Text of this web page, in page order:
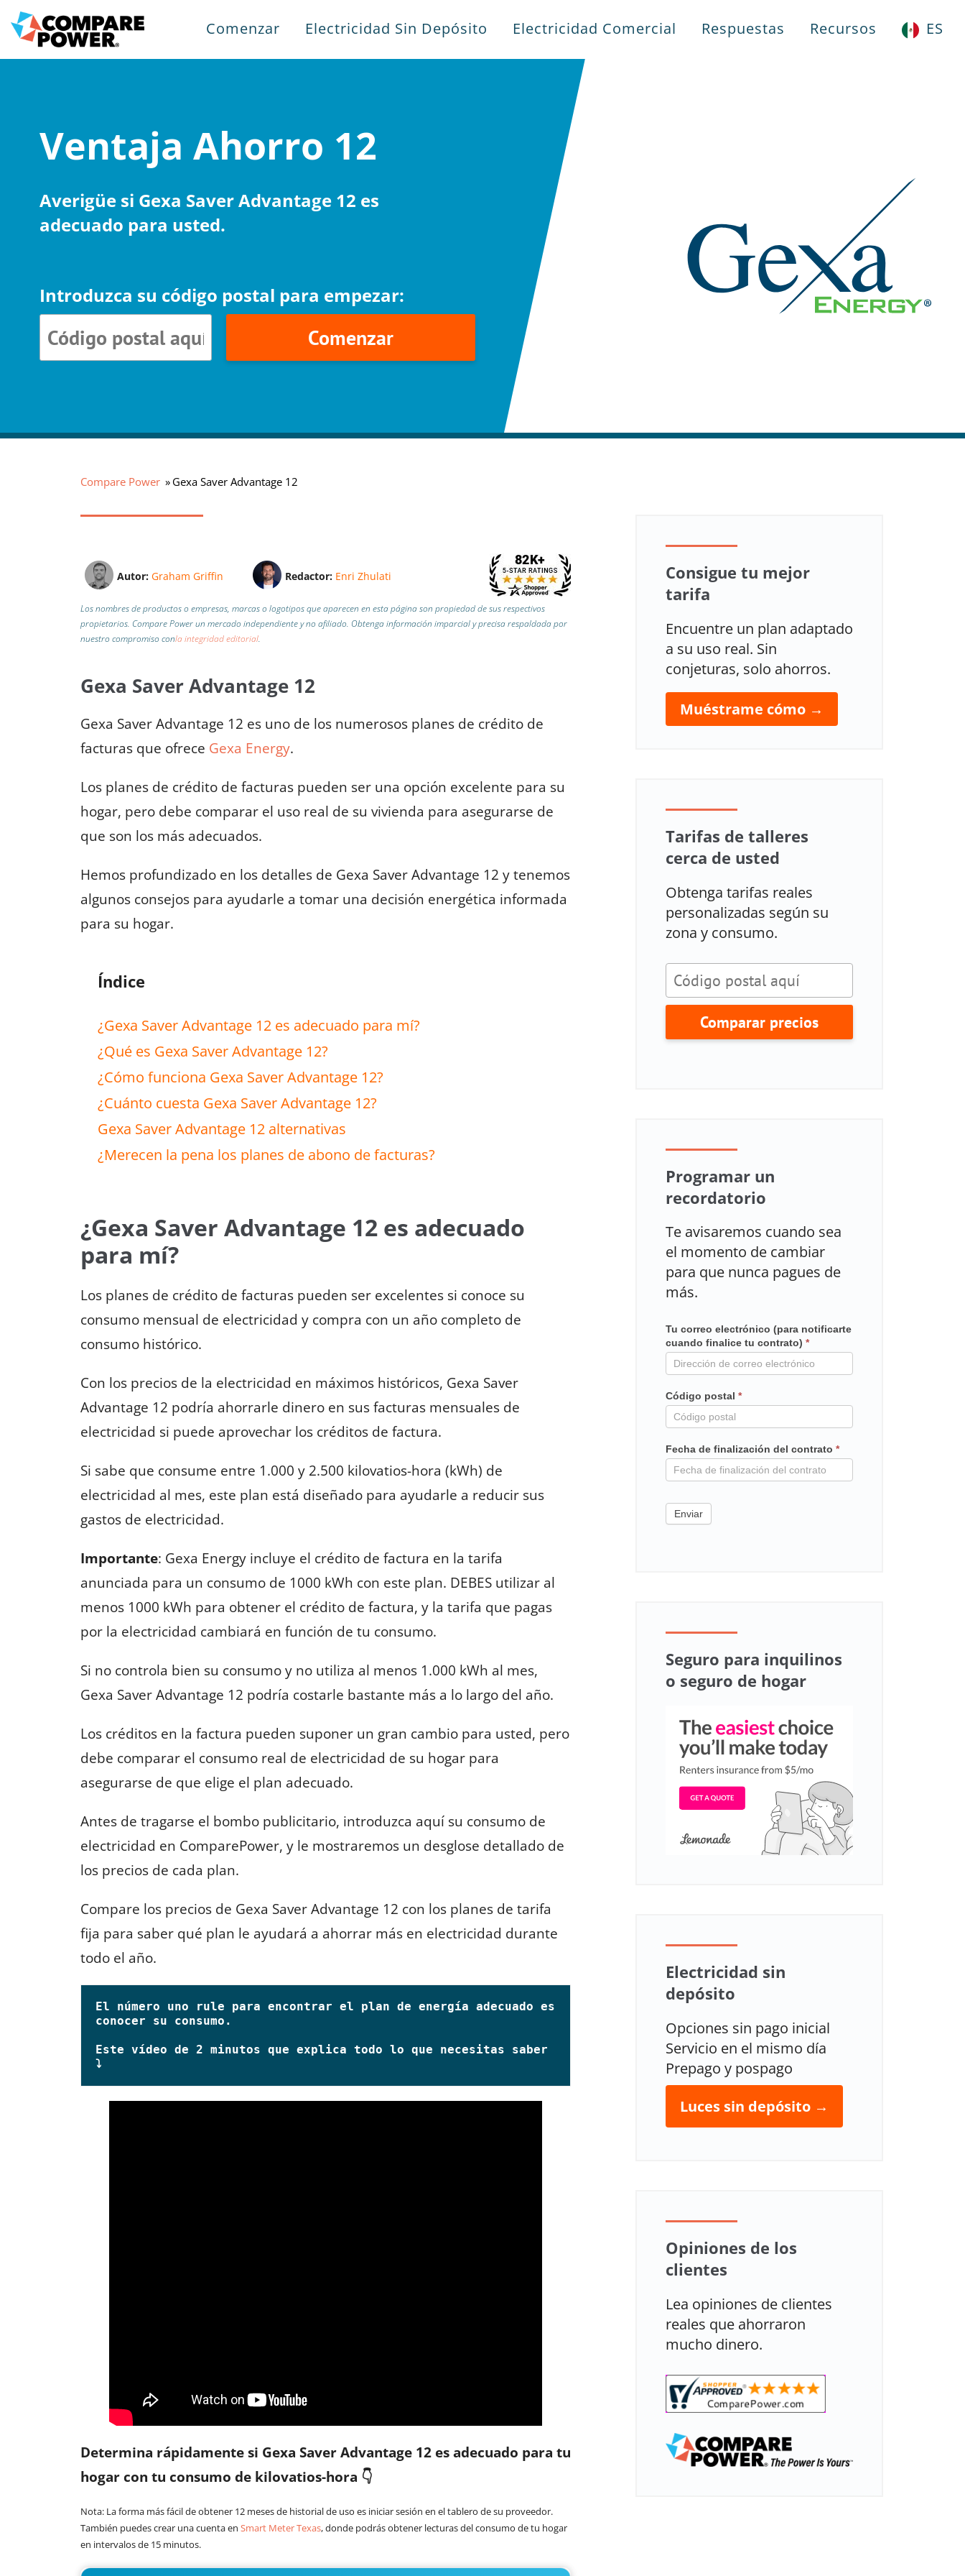
Comenzar Electricidad Sin Depósito Electricidad Comercial Respuestas Recursos ES
Ventaja Ahorro 12
Averigüe si Gexa Saver Advantage 12 es
adecuado para usted.
Introduzca su código postal para empezar:
Comenzar
Compare Power Gexa Saver Advantage 12
Autor: Graham Griffin Redactor: Enri Zhulati
Los nombres de productos o empresas, marcas o logotipos que aparecen en esta página son propiedad de sus respectivos
propietarios. Compare Power un mercado independiente y no afiliado. Obtenga información imparcial y precisa respaldada por
nuestro compromiso conla integridad editorial.
Gexa Saver Advantage 12
Gexa Saver Advantage 12 es uno de los numerosos planes de crédito de
facturas que ofrece Gexa Energy.
Los planes de crédito de facturas pueden ser una opción excelente para su
hogar, pero debe comparar el uso real de su vivienda para asegurarse de
que son los más adecuados.
Hemos profundizado en los detalles de Gexa Saver Advantage 12 y tenemos
algunos consejos para ayudarle a tomar una decisión energética informada
para su hogar.
Índice
¿Gexa Saver Advantage 12 es adecuado para mí?
¿Qué es Gexa Saver Advantage 12?
¿Cómo funciona Gexa Saver Advantage 12?
¿Cuánto cuesta Gexa Saver Advantage 12?
Gexa Saver Advantage 12 alternativas
¿Merecen la pena los planes de abono de facturas?
¿Gexa Saver Advantage 12 es adecuado
para mí?
Los planes de crédito de facturas pueden ser excelentes si conoce su
consumo mensual de electricidad y compra con un año completo de
consumo histórico.
Con los precios de la electricidad en máximos históricos, Gexa Saver
Advantage 12 podría ahorrarle dinero en sus facturas mensuales de
electricidad si puede aprovechar los créditos de factura.
Si sabe que consume entre 1.000 y 2.500 kilovatios-hora (kWh) de
electricidad al mes, este plan está diseñado para ayudarle a reducir sus
gastos de electricidad.
Importante: Gexa Energy incluye el crédito de factura en la tarifa
anunciada para un consumo de 1000 kWh con este plan. DEBES utilizar al
menos 1000 kWh para obtener el crédito de factura, y la tarifa que pagas
por la electricidad cambiará en función de tu consumo.
Si no controla bien su consumo y no utiliza al menos 1.000 kWh al mes,
Gexa Saver Advantage 12 podría costarle bastante más a lo largo del año.
Los créditos en la factura pueden suponer un gran cambio para usted, pero
debe comparar el consumo real de electricidad de su hogar para
asegurarse de que elige el plan adecuado.
Antes de tragarse el bombo publicitario, introduzca aquí su consumo de
electricidad en ComparePower, y le mostraremos un desglose detallado de
los precios de cada plan.
Compare los precios de Gexa Saver Advantage 12 con los planes de tarifa
fija para saber qué plan le ayudará a ahorrar más en electricidad durante
todo el año.
El número uno rule para encontrar el plan de energía adecuado es
conocer su consumo.
Este vídeo de 2 minutos que explica todo lo que necesitas saber
⤵️
Determina rápidamente si Gexa Saver Advantage 12 es adecuado para tu
hogar con tu consumo de kilovatios-hora 👇
Nota: La forma más fácil de obtener 12 meses de historial de uso es iniciar sesión en el tablero de su proveedor.
También puedes crear una cuenta en Smart Meter Texas, donde podrás obtener lecturas del consumo de tu hogar
en intervalos de 15 minutos.
Consigue tu mejor
tarifa
Encuentre un plan adaptado
a su uso real. Sin
conjeturas, solo ahorros.
Muéstrame cómo →
Tarifas de talleres
cerca de usted
Obtenga tarifas reales
personalizadas según su
zona y consumo.
Comparar precios
Programar un
recordatorio
Te avisaremos cuando sea
el momento de cambiar
para que nunca pagues de
más.
Mailchimp
en
contrato
Tu correo electrónico (para notificarte
cuando finalice tu contrato) *
Código postal *
Fecha de finalización del contrato *
Enviar
Seguro para inquilinos
o seguro de hogar
Electricidad sin
depósito
Opciones sin pago inicial
Servicio en el mismo día
Prepago y pospago
Luces sin depósito →
Opiniones de los
clientes
Lea opiniones de clientes
reales que ahorraron
mucho dinero.